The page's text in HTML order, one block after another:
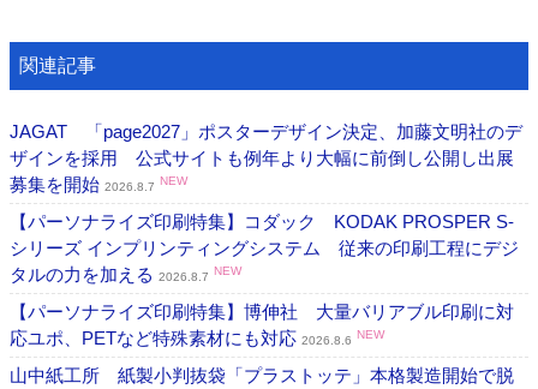
関連記事
JAGAT 「page2027」ポスターデザイン決定、加藤文明社のデ
ザインを採用 公式サイトも例年より大幅に前倒し公開し出展
募集を開始 2026.8.7 NEW
【パーソナライズ印刷特集】コダック KODAK PROSPER S-
シリーズ インプリンティングシステム 従来の印刷工程にデジ
タルの力を加える 2026.8.7 NEW
【パーソナライズ印刷特集】博伸社 大量バリアブル印刷に対
応ユポ、PETなど特殊素材にも対応 2026.8.6 NEW
山中紙工所 紙製小判抜袋「プラストッテ」本格製造開始で脱